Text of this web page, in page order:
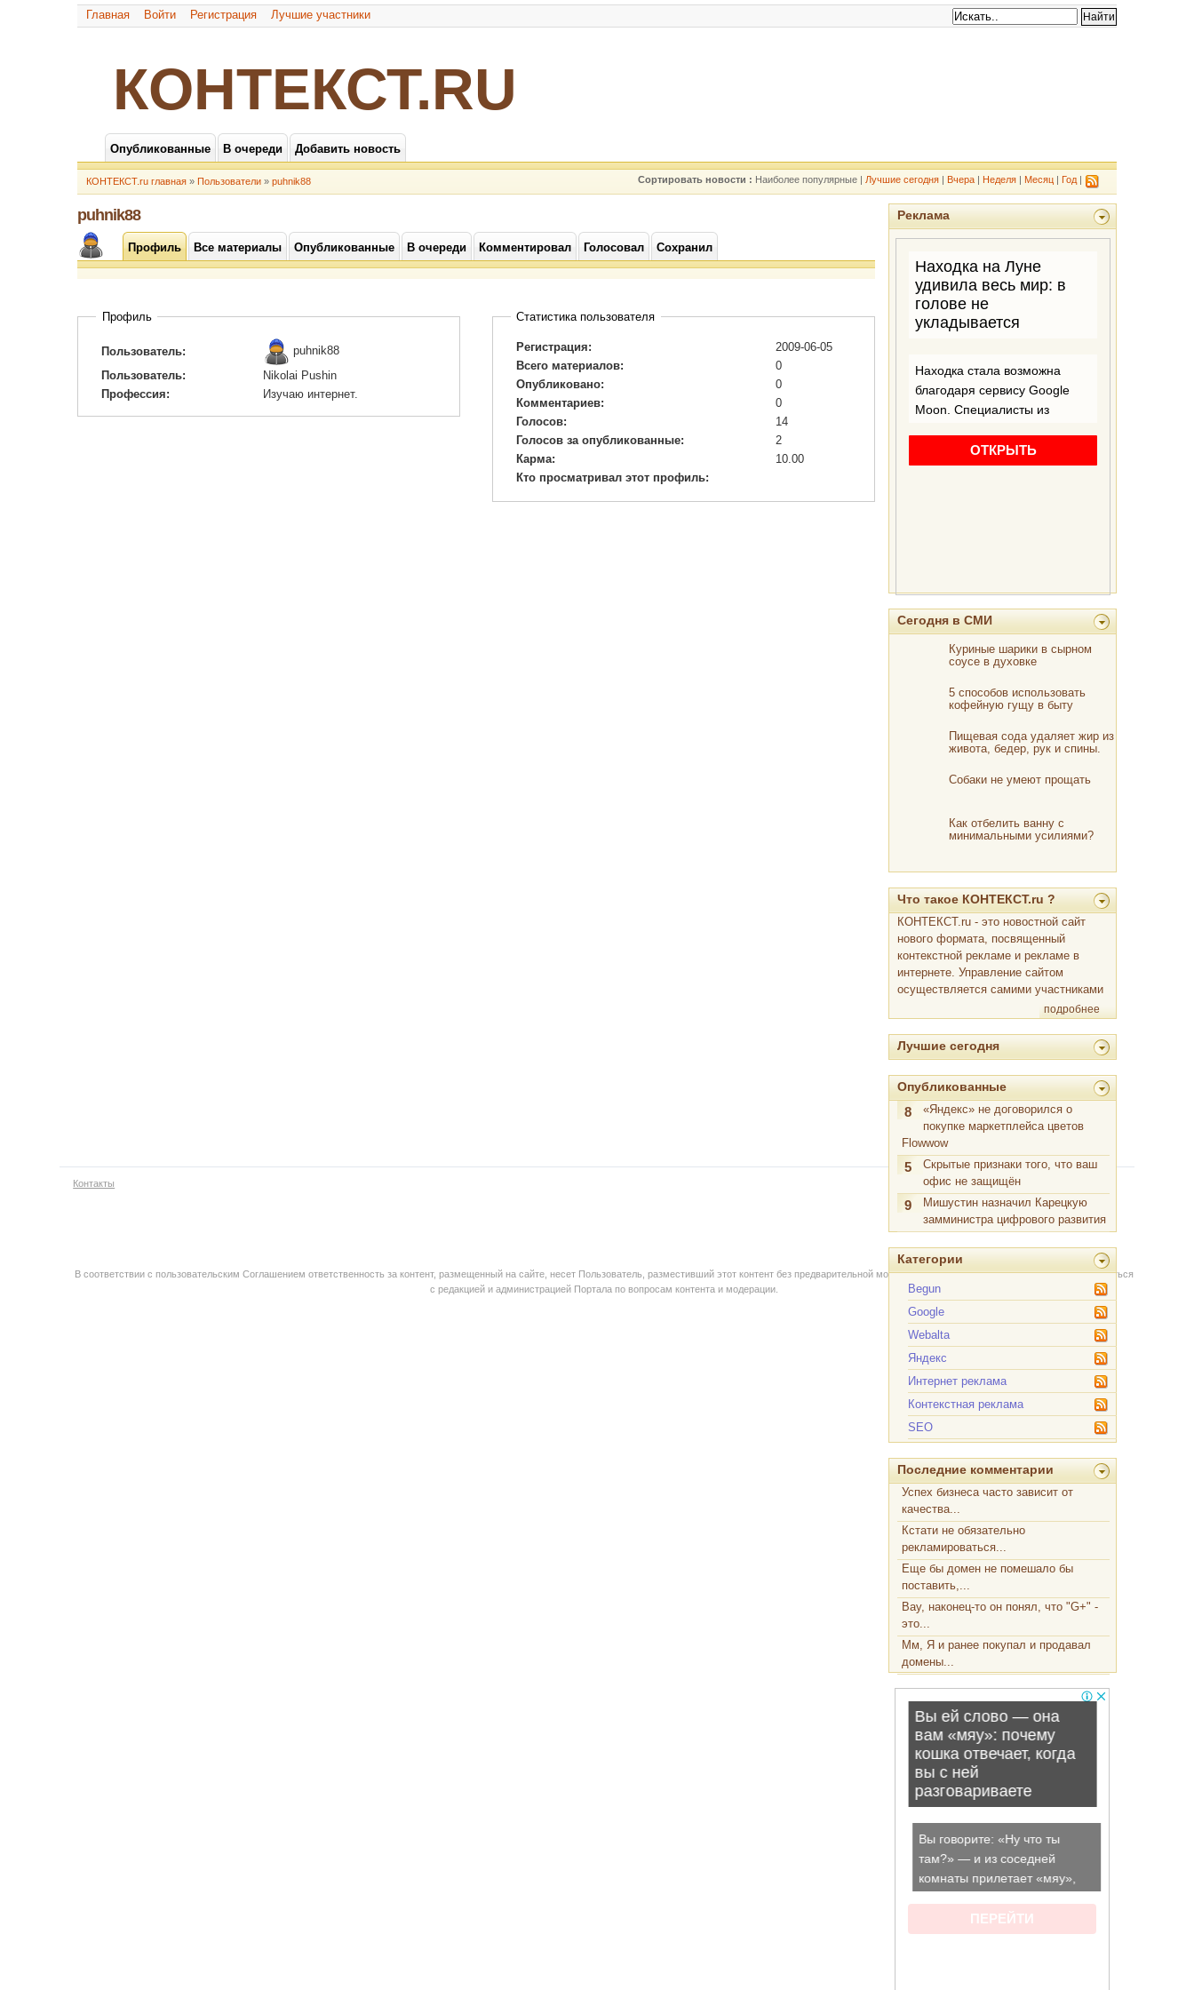
Главная Войти Регистрация Лучшие участники
КОНТЕКСТ.RU
Опубликованные В очереди Добавить новость
КОНТЕКСТ.ru главная »Пользователи »puhnik88 Сортировать новости : Наиболее популярные | Лучшие сегодня| Вчера| Неделя| Месяц| Год|
puhnik88
Профиль Все материалы Опубликованные В очереди Комментировал Голосовал Сохранил
Профиль
Пользователь:
puhnik88
Пользователь:
Nikolai Pushin
Профессия:
Изучаю интернет.
Статистика пользователя
Регистрация:
2009-06-05
Всего материалов:
0
Опубликовано:
0
Комментариев:
0
Голосов:
14
Голосов за опубликованные:
2
Карма:
10.00
Кто просматривал этот профиль:
Реклама
Сегодня в СМИ
Куриные шарики в сырном
соусе в духовке
5 способов использовать
кофейную гущу в быту
Пищевая сода удаляет жир из
живота, бедер, рук и спины.
Собаки не умеют прощать
Как отбелить ванну с
минимальными усилиями?
Что такое КОНТЕКСТ.ru ?
КОНТЕКСТ.ru - это новостной сайт
нового формата, посвященный
контекстной рекламе и рекламе в
интернете. Управление сайтом
осуществляется самими участниками
подробнее
Лучшие сегодня
Опубликованные
8
«Яндекс» не договорился о
покупке маркетплейса цветов
Flowwow
5
Скрытые признаки того, что ваш
офис не защищён
9
Мишустин назначил Карецкую
замминистра цифрового развития
Категории
Begun
Google
Webalta
Яндекс
Интернет реклама
Контекстная реклама
SEO
Последние комментарии
Успех бизнеса часто зависит от
качества...
Кстати не обязательно
рекламироваться...
Еще бы домен не помешало бы
поставить,...
Вау, наконец-то он понял, что "G+" -
это...
Мм, Я и ранее покупал и продавал
домены...
Контакты
В соответствии с пользовательским Соглашением ответственность за контент, размещенный на сайте, несет Пользователь, разместивший этот контент без предварительной модерации через форму на сайте. Вы можете связаться
с редакцией и администрацией Портала по вопросам контента и модерации.